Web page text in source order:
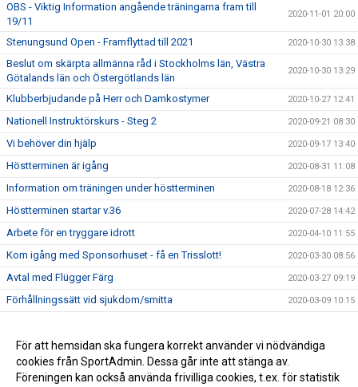
OBS - Viktig Information angående träningarna fram till
19/11
2020-11-01 20:00
Stenungsund Open - Framflyttad till 2021 2020-10-30 13:38
Beslut om skärpta allmänna råd i Stockholms län, Västra
Götalands län och Östergötlands län
2020-10-30 13:29
Klubberbjudande på Herr och Damkostymer 2020-10-27 12:41
Nationell Instruktörskurs - Steg 2 2020-09-21 08:30
Vi behöver din hjälp 2020-09-17 13:40
Höstterminen är igång 2020-08-31 11:08
Information om träningen under höstterminen 2020-08-18 12:36
Höstterminen startar v.36 2020-07-28 14:42
Arbete för en tryggare idrott 2020-04-10 11:55
Kom igång med Sponsorhuset - få en Trisslott! 2020-03-30 08:56
Avtal med Flügger Färg 2020-03-27 09:19
Förhållningssätt vid sjukdom/smitta 2020-03-09 10:15
Tävlingsträning inför Talent Open 2020-02-23 18:42
Uppvisande av utdrag ur Belastningsregistret 2020-01-01 08:00
För att hemsidan ska fungera korrekt använder vi nödvändiga
cookies från SportAdmin. Dessa går inte att stänga av.
Föreningen kan också använda frivilliga cookies, t.ex. för statistik